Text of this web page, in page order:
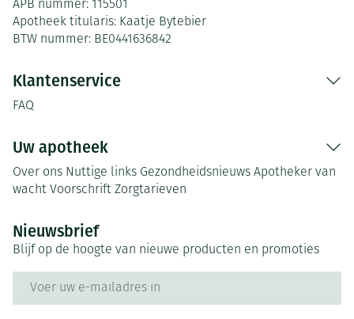
APB nummer: 115501
Apotheek titularis: Kaatje Bytebier
BTW nummer: BE0441636842
Klantenservice
FAQ
Uw apotheek
Over ons Nuttige links Gezondheidsnieuws Apotheker van
wacht Voorschrift Zorgtarieven
Nieuwsbrief
Blijf op de hoogte van nieuwe producten en promoties